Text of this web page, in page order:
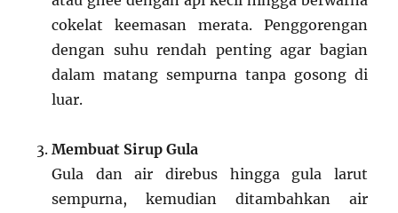
cokelat keemasan merata. Penggorengan
dengan suhu rendah penting agar bagian
dalam matang sempurna tanpa gosong di
luar.
Membuat Sirup Gula
Gula dan air direbus hingga gula larut
sempurna, kemudian ditambahkan air